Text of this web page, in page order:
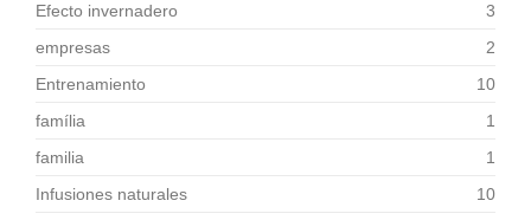
Efecto invernadero
3
empresas
2
Entrenamiento
10
família
1
familia
1
Infusiones naturales
10